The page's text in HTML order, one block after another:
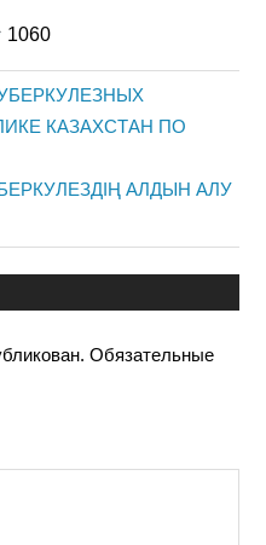
1060
КАЗАХСТАН ПО
АЛДЫН АЛУ
Обязательные